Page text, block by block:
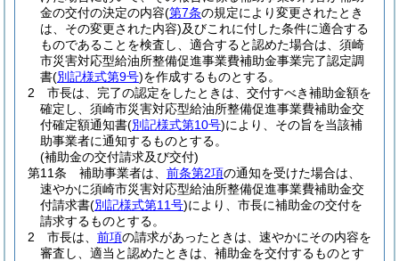
金の交付の決定の内容(第7条の規定により変更されたとき
は、その変更された内容)及びこれに付した条件に適合する
ものであることを検査し、適合すると認めた場合は、須崎
市災害対応型給油所整備促進事業費補助金事業完了認定調
書(別記様式第9号)を作成するものとする。
2
市長は、完了の認定をしたときは、交付すべき補助金額を
確定し、須崎市災害対応型給油所整備促進事業費補助金交
付確定額通知書(別記様式第10号)により、その旨を当該補
助事業者に通知するものとする。
(補助金の交付請求及び交付)
第11条
補助事業者は、 前条第2項の通知を受けた場合は、
速やかに須崎市災害対応型給油所整備促進事業費補助金交
付請求書(別記様式第11号)により、市長に補助金の交付を
請求するものとする。
2
市長は、 前項の請求があったときは、速やかにその内容を
審査し、適当と認めたときは、補助金を交付するものとす